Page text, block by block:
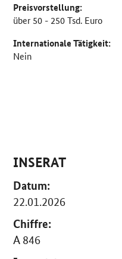
Preisvorstellung:
über 50 - 250 Tsd. Euro
Internationale Tätigkeit:
Nein
INSERAT
Datum:
22.01.2026
Chiffre:
A 846